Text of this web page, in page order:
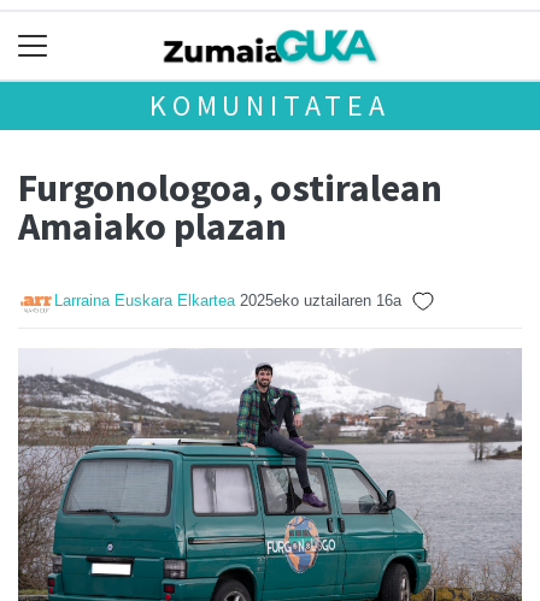
KOMUNITATEA
Furgonologoa, ostiralean
Amaiako plazan
Larraina Euskara Elkartea 2025eko uztailaren 16a